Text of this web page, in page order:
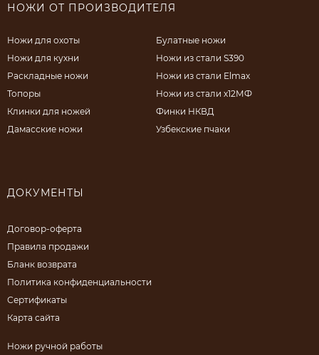
НОЖИ ОТ ПРОИЗВОДИТЕЛЯ
Ножи для охоты
Ножи для кухни
Раскладные ножи
Топоры
Клинки для ножей
Дамасские ножи
Булатные ножи
Ножи из стали S390
Ножи из стали Elmax
Ножи из стали х12МФ
Финки НКВД
Узбекские пчаки
ДОКУМЕНТЫ
Договор-оферта
Правила продажи
Бланк возврата
Политика конфиденциальности
Сертификаты
Карта сайта
Ножи ручной работы